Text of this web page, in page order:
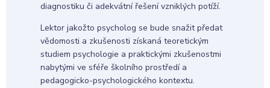
diagnostiku či adekvátní řešení vzniklých potíží.
Lektor jakožto psycholog se bude snažit předat
vědomosti a zkušenosti získaná teoretickým
studiem psychologie a praktickými zkušenostmi
nabytými ve sféře školního prostředí a
pedagogicko-psychologického kontextu.